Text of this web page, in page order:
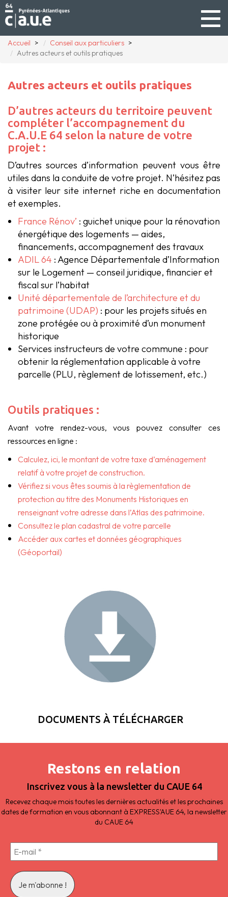
Accueil
Conseil aux particuliers
Autres acteurs et outils pratiques
Autres acteurs et outils pratiques
D’autres acteurs du territoire peuvent
compléter l’accompagnement du
C.A.U.E 64 selon la nature de votre
projet :
D’autres sources d’information peuvent vous être
utiles dans la conduite de votre projet. N’hésitez pas
à visiter leur site internet riche en documentation
et exemples.
France Rénov’ : guichet unique pour la rénovation
énergétique des logements — aides,
financements, accompagnement des travaux
ADIL 64 : Agence Départementale d’Information
sur le Logement — conseil juridique, financier et
fiscal sur l’habitat
Unité départementale de l’architecture et du
patrimoine (UDAP) : pour les projets situés en
zone protégée ou à proximité d’un monument
historique
Services instructeurs de votre commune : pour
obtenir la réglementation applicable à votre
parcelle (PLU, règlement de lotissement, etc.)
Outils pratiques :
Avant votre rendez-vous, vous pouvez consulter ces
ressources en ligne :
Calculez, ici, le montant de votre taxe d’aménagement
relatif à votre projet de construction.
Vérifiez si vous êtes soumis à la règlementation de
protection au titre des Monuments Historiques en
renseignant votre adresse dans l’Atlas des patrimoine.
Consultez le plan cadastral de votre parcelle
Accéder aux cartes et données géographiques
(Géoportail)
DOCUMENTS À TÉLÉCHARGER
Restons en relation
Inscrivez vous à la newsletter du CAUE 64
Recevez chaque mois toutes les dernières actualités et les prochaines
dates de formation en vous abonnant à EXPRESS'AUE 64, la newsletter
du CAUE 64